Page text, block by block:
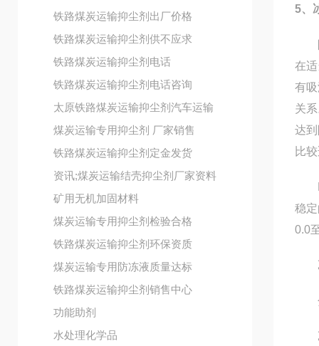
铁路煤炭运输抑尘剂出厂价格
铁路煤炭运输抑尘剂供不应求
铁路煤炭运输抑尘剂电话
铁路煤炭运输抑尘剂电话咨询
太原铁路煤炭运输抑尘剂汽车运输
煤炭运输专用抑尘剂 厂家销售
铁路煤炭运输抑尘剂定金发货
资讯;煤炭运输结壳抑尘剂厂家资料
矿用无机加固材料
煤炭运输专用抑尘剂检验合格
铁路煤炭运输抑尘剂环保资质
煤炭运输专用防冻液质量达标
铁路煤炭运输抑尘剂销售中心
功能助剂
水处理化学品
5、
在
有
关
达
比
稳
0.0
乙
分
乙